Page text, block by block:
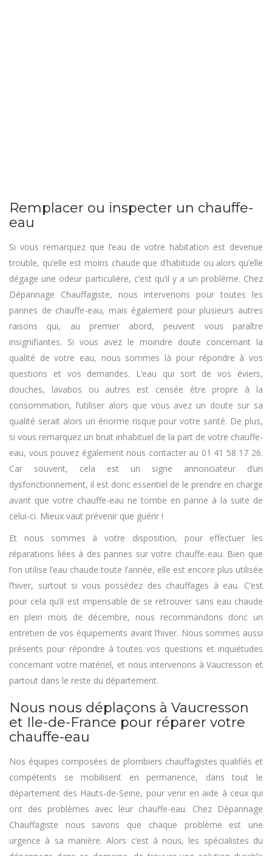
Remplacer ou inspecter un chauffe-
eau
Si vous remarquez que l’eau de votre habitation est devenue
trouble, qu’elle est moins chaude que d’habitude ou alors qu’elle
dégage une odeur particulière, c’est qu’il y a un problème. Chez
Dépannage Chauffagiste, nous intervenons pour toutes les
pannes de chauffe-eau, mais également pour plusieurs autres
raisons qui, au premier abord, peuvent vous paraître
insignifiantes. Si vous avez le moindre doute concernant la
qualité de votre eau, nous sommes là pour répondre à vos
questions et vos demandes. L’eau qui sort de vos éviers,
douches, lavabos ou autres est censée être propre à la
consommation, l’utiliser alors que vous avez un doute sur sa
qualité serait alors un énorme risque pour votre santé. De plus,
si vous remarquez un bruit inhabituel de la part de votre chauffe-
eau, vous pouvez également nous contacter au 01 41 58 17 26.
Car souvent, cela est un signe annonciateur d’un
dysfonctionnement, il est donc essentiel de le prendre en charge
avant que votre chauffe-eau ne tombe en panne à la suite de
celui-ci. Mieux vaut prévenir que guérir !
Et nous sommes à votre disposition, pour effectuer les
réparations liées à des pannes sur votre chauffe-eau. Bien que
l’on utilise l’eau chaude toute l’année, elle est encore plus utilisée
l’hiver, surtout si vous possédez des chauffages à eau. C’est
pour cela qu’il est impensable de se retrouver sans eau chaude
en plein mois de décembre, nous recommandons donc un
entretien de vos équipements avant l’hiver. Nous sommes aussi
présents pour répondre à toutes vos questions et inquiétudes
concernant votre matériel, et nous intervenons à Vaucresson et
partout dans le reste du département.
Nous nous déplaçons à Vaucresson
et Ile-de-France pour réparer votre
chauffe-eau
Nos équipes composées de plombiers chauffagistes qualifiés et
compétents se mobilisent en permanence, dans tout le
département des Hauts-de-Seine, pour venir en aide à ceux qui
ont des problèmes avec leur chauffe-eau. Chez Dépannage
Chauffagiste nous savons que chaque problème est une
urgence à sa manière. Alors c’est à nous, les spécialistes du